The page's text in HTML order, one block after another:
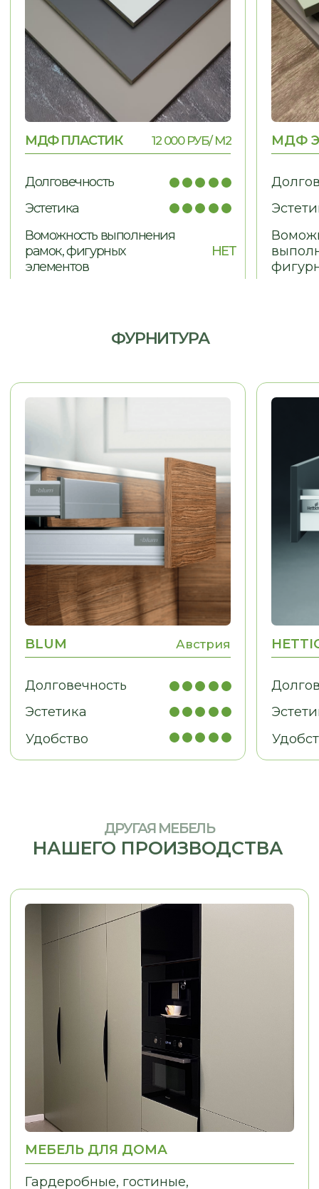
Дайте нам знать, и мы найдем
решение для вашей идеи!
МЕБЕЛЬ ДЛЯ ДОМА
Гардеробные, гостиные,
детские, санузлы
МЕБЕЛЬ ДЛЯ БИЗНЕСА
Рабочие места, мебель для
кабинетов, зоны ресепшн
С НАМИ УДОБНО — МЫ
ПРЕВРАЩАЕМ СЛОЖНЫЕ ДЛЯ ВАС
ПРОЦЕССЫ В ПРОСТЫЕ
ПОЧЕМУ ВЫБИРАЮТ НАС
КОНТРОЛЬ
02
Решаем задачи любой сложности,
ИНДИВИДУАЛЬНЫЙ
01